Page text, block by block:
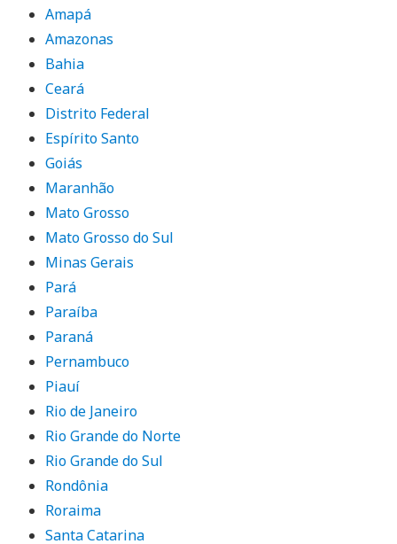
Amapá
Amazonas
Bahia
Ceará
Distrito Federal
Espírito Santo
Goiás
Maranhão
Mato Grosso
Mato Grosso do Sul
Minas Gerais
Pará
Paraíba
Paraná
Pernambuco
Piauí
Rio de Janeiro
Rio Grande do Norte
Rio Grande do Sul
Rondônia
Roraima
Santa Catarina